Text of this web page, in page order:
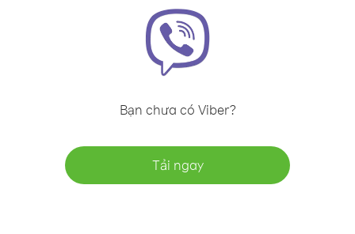
Bạn chưa có Viber?
Tải ngay